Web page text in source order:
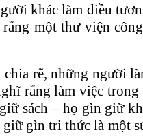
khác làm điều
một thư viện
rẽ, những người
rằng làm việc trong
sách – họ gìn giữ
gìn tri thức là một